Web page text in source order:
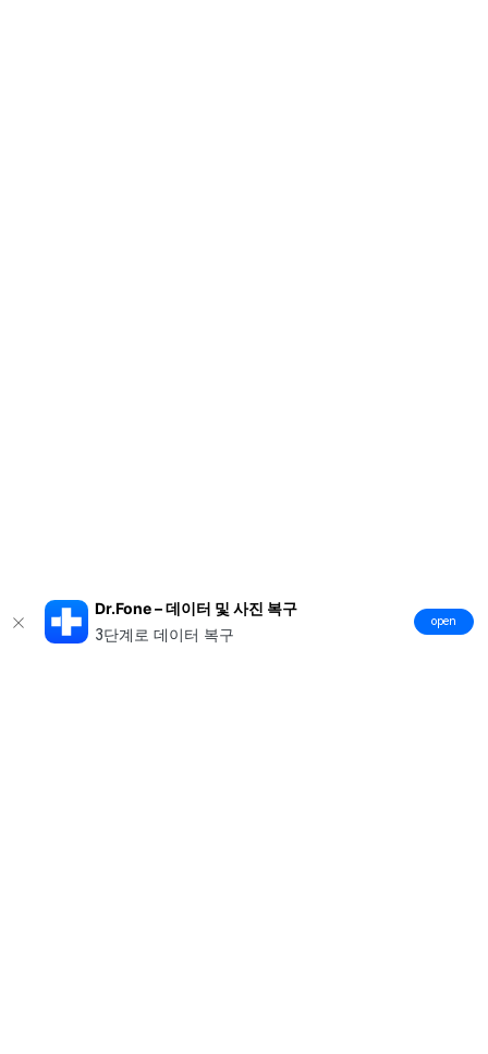
Dr.Fone – 데이터 및 사진 복구
3단계로 데이터 복구
open